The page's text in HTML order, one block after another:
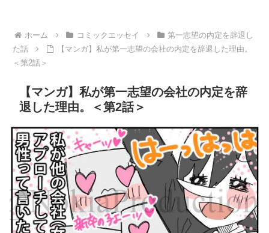
ホーム コミックエッセイ
第一志望の内定を辞退し
た話
【マンガ】私が第一志望の会社の内定を辞退した理由。
＜第2話＞
【マンガ】私が第一志望の会社の内定を辞
退した理由。＜第2話＞